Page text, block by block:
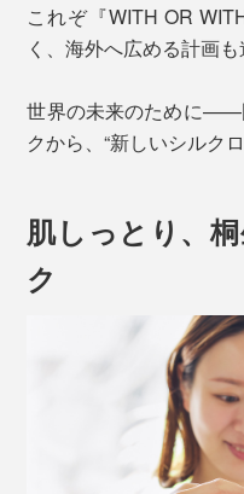
これぞ『WITH OR
く、海外へ広める計画
世界の未来のために——
クから、“新しいシルク
肌しっとり、
ク